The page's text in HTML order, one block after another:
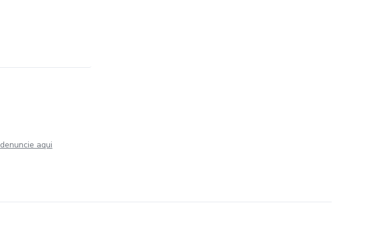
denuncie aqui